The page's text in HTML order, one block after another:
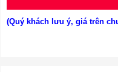
(Quý khách lưu ý, giá trên